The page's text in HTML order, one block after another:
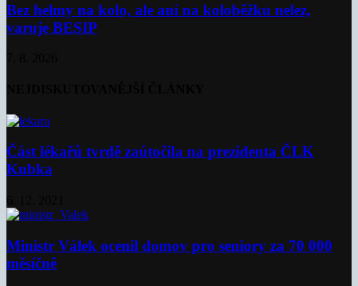
Bez helmy na kolo, ale ani na koloběžku nelez,
varuje BESIP
Část lékařů tvrdě zaútočila na prezidenta ČLK
Kubka
Ministr Válek ocenil domov pro seniory za 70 000
měsíčně